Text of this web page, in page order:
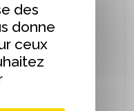
des
donne
ceux